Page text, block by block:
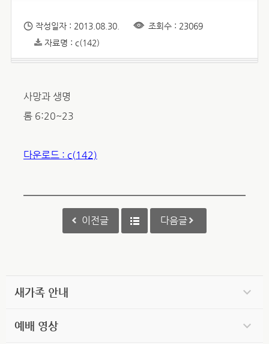
작성일자 : 2013.08.30.
조회수 : 23069
자료명 : c(142)
사망과 생명
롬 6:20~23
다운로드 : c(142)
이전글 다음글
새가족 안내
예배 영상